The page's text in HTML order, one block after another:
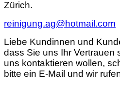
Zürich.
reinigung.ag@hotmail.com
Liebe Kundinnen und
dass Sie uns Ihr Vertrauen
uns kontaktieren wollen,
bitte ein E-Mail und wir